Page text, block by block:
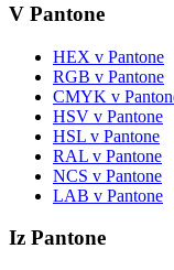
V Pantone
HEX v Pantone
RGB v Pantone
CMYK v
HSV v Pantone
HSL v Pantone
RAL v Pantone
NCS v Pantone
LAB v Pantone
Iz Pantone